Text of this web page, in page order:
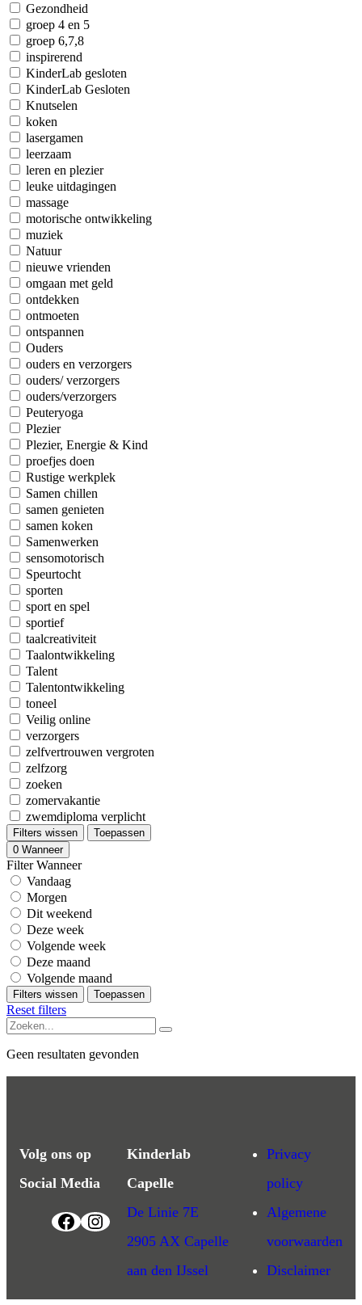
Gezondheid
groep 4 en 5
groep 6,7,8
inspirerend
KinderLab gesloten
KinderLab Gesloten
Knutselen
koken
lasergamen
leerzaam
leren en plezier
leuke uitdagingen
massage
motorische ontwikkeling
muziek
Natuur
nieuwe vrienden
omgaan met geld
ontdekken
ontmoeten
ontspannen
Ouders
ouders en verzorgers
ouders/ verzorgers
ouders/verzorgers
Peuteryoga
Plezier
Plezier, Energie & Kind
proefjes doen
Rustige werkplek
Samen chillen
samen genieten
samen koken
Samenwerken
sensomotorisch
Speurtocht
sporten
sport en spel
sportief
taalcreativiteit
Taalontwikkeling
Talent
Talentontwikkeling
toneel
Veilig online
verzorgers
zelfvertrouwen vergroten
zelfzorg
zoeken
zomervakantie
zwemdiploma verplicht
Filters wissen
Toepassen
0 Wanneer
Filter Wanneer
Vandaag
Morgen
Dit weekend
Deze week
Volgende week
Deze maand
Volgende maand
Filters wissen Toepassen
Reset filters
Geen resultaten gevonden
Volg ons op
Social Media
Kinderlab
Capelle
De Linie 7E
2905 AX Capelle
aan den IJssel
Privacy
policy
Algemene
voorwaarden
Disclaimer